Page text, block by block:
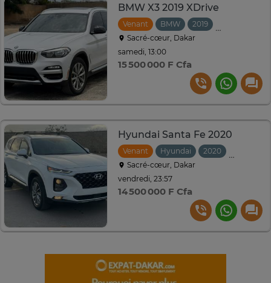
BMW X3 2019 XDrive
Venant BMW 2019
Sacré-cœur, Dakar
samedi, 13:00
15 500 000 F Cfa
Hyundai Santa Fe 2020
Venant Hyundai 2020
Sacré-cœur, Dakar
vendredi, 23:57
14 500 000 F Cfa